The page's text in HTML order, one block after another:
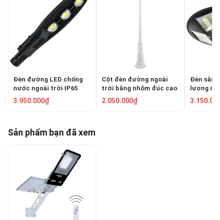
Đèn đường LED chống
nước ngoài trời IP65
150W HF-LD-013
3.950.000₫
Cột đèn đường ngoài
trời bằng nhôm đúc cao
2.3m TRU-89
2.050.000₫
Đèn sân
lượng
HUFA
Sản phẩm bạn đã xem